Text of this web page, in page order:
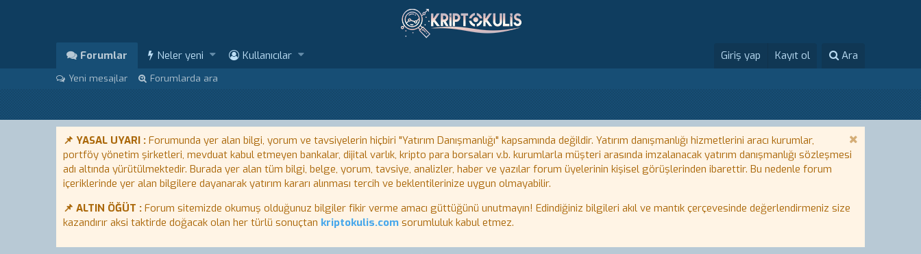
Forumlar Neler yeni Kullanıcılar Giriş yap Kayıt ol Ara
Yeni mesajlar Forumlarda ara
📌 YASAL UYARI : Forumunda yer alan bilgi, yorum ve tavsiyelerin hiçbiri "Yatırım Danışmanlığı" kapsamında değildir. Yatırım danışmanlığı hizmetlerini aracı kurumlar,
portföy yönetim şirketleri, mevduat kabul etmeyen bankalar, dijital varlık, kripto para borsaları v.b. kurumlarla müşteri arasında imzalanacak yatırım danışmanlığı sözleşmesi
adı altında yürütülmektedir. Burada yer alan tüm bilgi, belge, yorum, tavsiye, analizler, haber ve yazılar forum üyelerinin kişisel görüşlerinden ibarettir. Bu nedenle forum
içeriklerinde yer alan bilgilere dayanarak yatırım kararı alınması tercih ve beklentilerinize uygun olmayabilir.
📌 ALTIN ÖĞÜT : Forum sitemizde okumuş olduğunuz bilgiler fikir verme amacı güttüğünü unutmayın! Edindiğiniz bilgileri akıl ve mantık çerçevesinde değerlendirmeniz size
kazandırır aksi taktirde doğacak olan her türlü sonuçtan kriptokulis.com sorumluluk kabul etmez.